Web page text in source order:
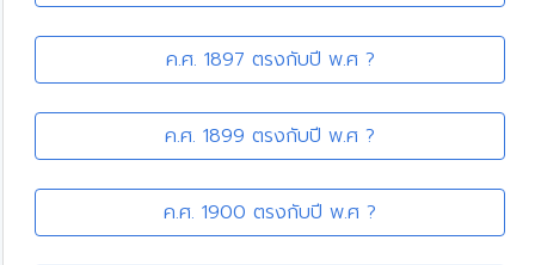
ค.ศ. 1897 ตรงกับปี พ.ศ ?
ค.ศ. 1899 ตรงกับปี พ.ศ ?
ค.ศ. 1900 ตรงกับปี พ.ศ ?